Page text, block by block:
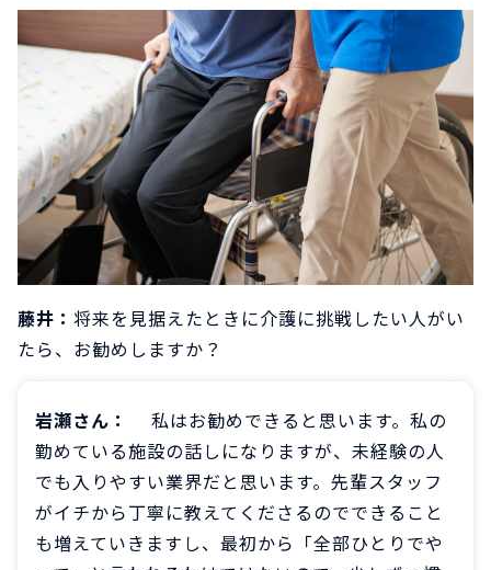
藤井： 将来を見据えたときに介護に挑戦したい人がい
たら、お勧めしますか？
岩瀬さん：
私はお勧めできると思います。私の
勤めている施設の話しになりますが、未経験の人
でも入りやすい業界だと思います。先輩スタッフ
がイチから丁寧に教えてくださるのでできること
も増えていきますし、最初から「全部ひとりでや